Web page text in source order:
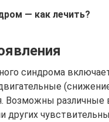
— как лечить?
синдрома
Возможны различные
других